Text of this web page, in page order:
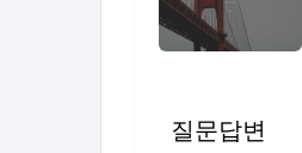
질문답변